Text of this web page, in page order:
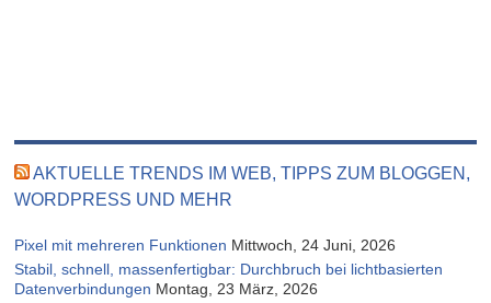
AKTUELLE TRENDS IM WEB, TIPPS ZUM BLOGGEN,
WORDPRESS UND MEHR
Pixel mit mehreren Funktionen Mittwoch, 24 Juni, 2026
Stabil, schnell, massenfertigbar: Durchbruch bei lichtbasierten
Datenverbindungen Montag, 23 März, 2026